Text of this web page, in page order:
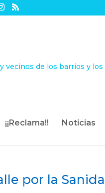
¡¡Reclama!! Noticias
por la